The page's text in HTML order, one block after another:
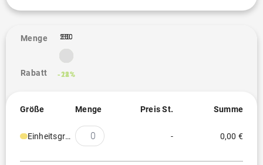
Menge
Rabatt
50
100
-12%
250
-18%
500
-21%
Größe Menge Preis St. Summe
Einheitsgröße - 0,00 €